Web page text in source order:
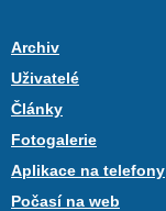
Archiv
Uživatelé
Články
Fotogalerie
Aplikace na telefony
Počasí na web